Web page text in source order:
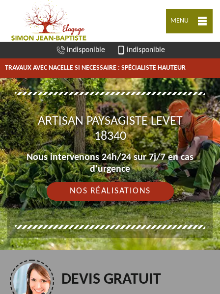
MENU
indisponible indisponible
TRAVAUX AVEC NACELLE SI NECESSAIRE : SPÉCIALISTE HAUTEUR
ARTISAN PAYSAGISTE LEVET
18340
Nous intervenons 24h/24 sur 7j/7 en cas
d'urgence
NOS RÉALISATIONS
DEVIS GRATUIT